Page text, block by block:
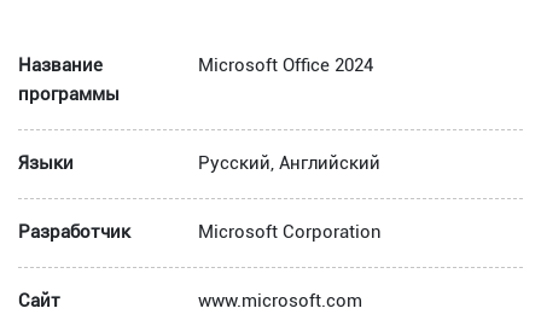
Название
программы
Microsoft Office 2024
Языки Русский, Английский
Разработчик Microsoft Corporation
Сайт
www.microsoft.com